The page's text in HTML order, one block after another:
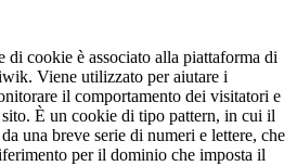
di cookie è associato alla piattaforma di
Viene utilizzato per aiutare i
il comportamento dei visitatori e
È un cookie di tipo pattern, in cui il
una breve serie di numeri e lettere, che
per il dominio che imposta il